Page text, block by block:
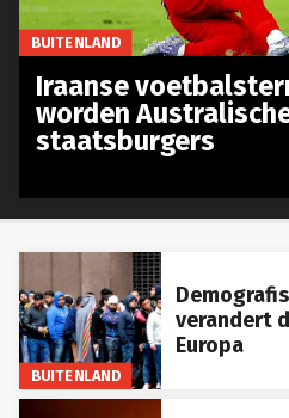
BUITENLAND
verandert
Europa
BUITENLAND
Iraanse
worden
staatsburgers